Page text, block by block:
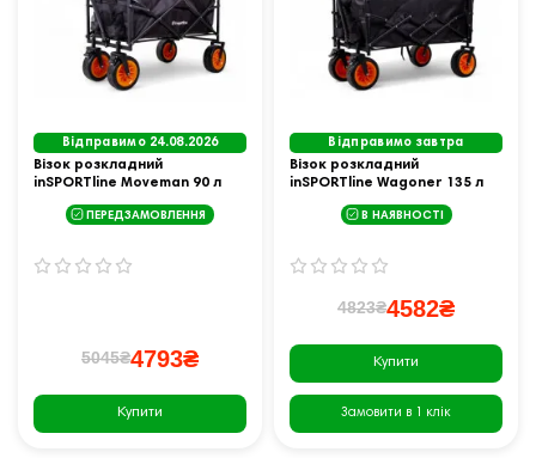
Відправимо 24.08.2026
Візок розкладний
inSPORTline Moveman 90 л
ПЕРЕДЗАМОВЛЕННЯ
5045₴4793₴
Купити
Відправимо завтра
Візок розкладний
inSPORTline Wagoner 135 л
В НАЯВНОСТІ
4823₴4582₴
Купити
Замовити в 1 клік